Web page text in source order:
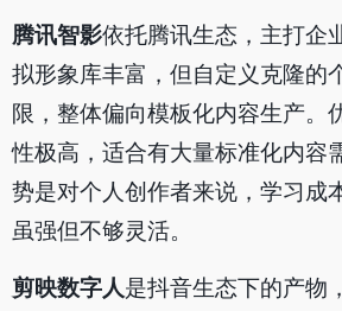
腾讯智影依托腾讯生态，主打企
拟形象库丰富，但自定义克隆的
限，整体偏向模板化内容生产。
性极高，适合有大量标准化内容
势是对个人创作者来说，学习成
虽强但不够灵活。
剪映数字人是抖音生态下的产物